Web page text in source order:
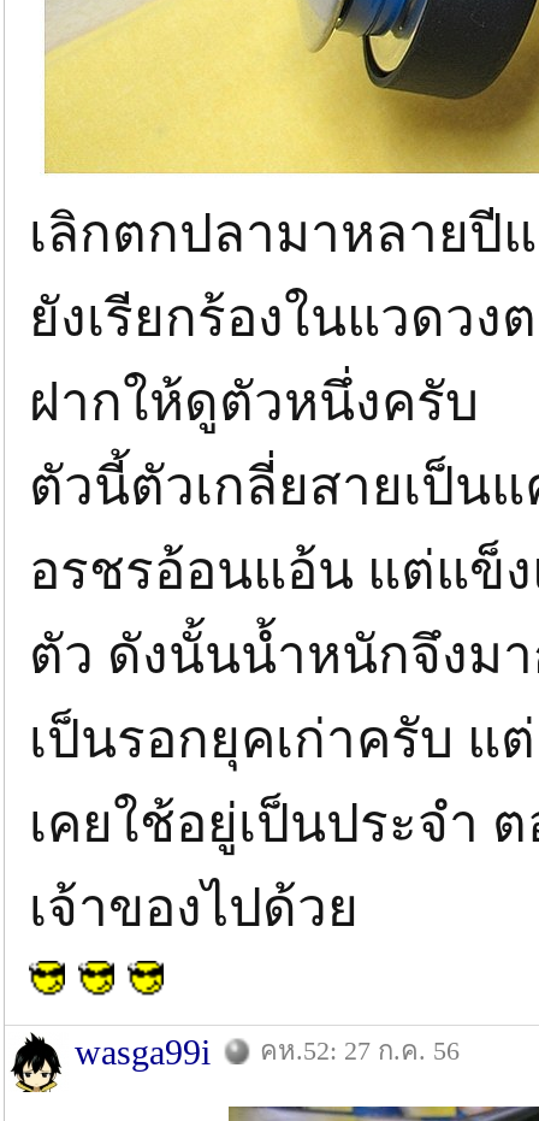
เลิกตกปลามาหลายปี
ยังเรียกร้องในแวดวง
ฝากให้ดูตัวหนึ่งครับ
ตัวนี้ตัวเกลี่ยสายเป็น
อรชรอ้อนแอ้น แต่แข็
ตัว ดังนั้นน้ำหนักจึงม
เป็นรอกยุคเก่าครับ แ
เคยใช้อยู่เป็นประจำ
เจ้าของไปด้วย
wasga99i คห.52: 27 ก.ค. 56